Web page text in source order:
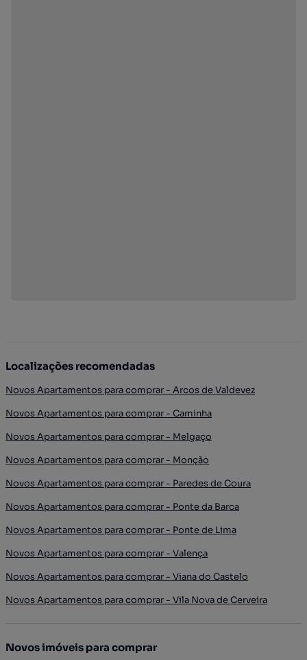
Localizações recomendadas
Novos Apartamentos para comprar - Arcos de Valdevez
Novos Apartamentos para comprar - Caminha
Novos Apartamentos para comprar - Melgaço
Novos Apartamentos para comprar - Monção
Novos Apartamentos para comprar - Paredes de Coura
Novos Apartamentos para comprar - Ponte da Barca
Novos Apartamentos para comprar - Ponte de Lima
Novos Apartamentos para comprar - Valença
Novos Apartamentos para comprar - Viana do Castelo
Novos Apartamentos para comprar - Vila Nova de Cerveira
Novos imóveis para comprar